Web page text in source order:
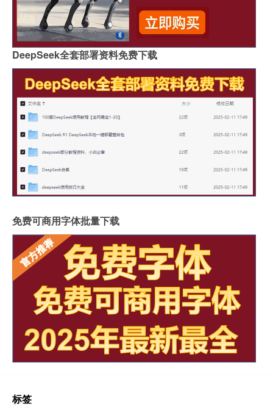
DeepSeek全套部署资料免费下载
免费可商用字体批量下载
标签